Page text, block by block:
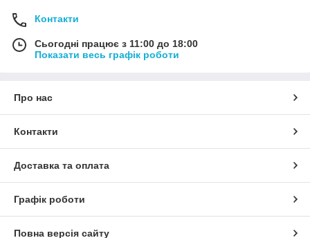
Контакти
Сьогодні працює з 11:00 до 18:00
Показати весь графік роботи
Про нас
Контакти
Доставка та оплата
Графік роботи
Повна версія сайту